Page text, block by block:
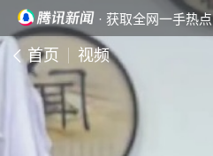
· 获取全网一手热点
首页 视频